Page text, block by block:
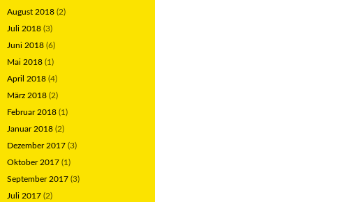
August 2018 (2)
Juli 2018 (3)
Juni 2018 (6)
Mai 2018 (1)
April 2018 (4)
März 2018 (2)
Februar 2018 (1)
Januar 2018 (2)
Dezember 2017 (3)
Oktober 2017 (1)
September 2017 (3)
Juli 2017 (2)